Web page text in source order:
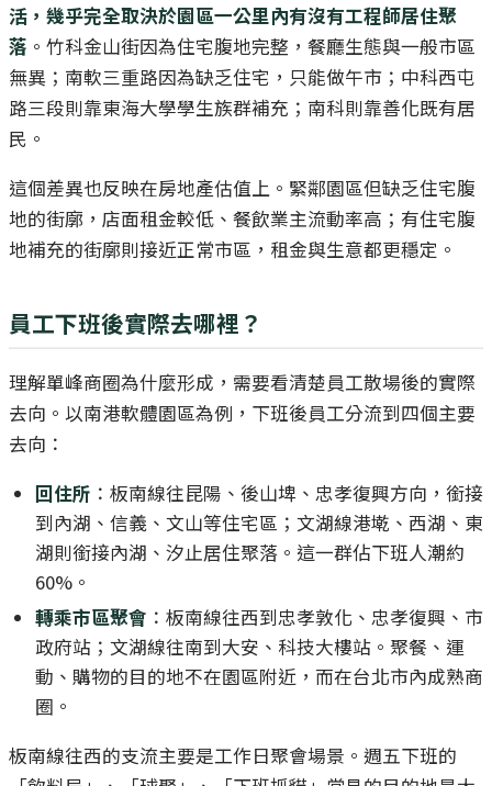
活，幾乎完全取決於園區一公里內有沒有工程師居住聚
落 。竹科金山街因為住宅腹地完整，餐廳生態與一般市區
無異；南軟三重路因為缺乏住宅，只能做午市；中科西屯
路三段則靠東海大學學生族群補充；南科則靠善化既有居
民。
這個差異也反映在房地產估值上。緊鄰園區但缺乏住宅腹
地的街廓，店面租金較低、餐飲業主流動率高；有住宅腹
地補充的街廓則接近正常市區，租金與生意都更穩定。
員工下班後實際去哪裡？
理解單峰商圈為什麼形成，需要看清楚員工散場後的實際
去向。以南港軟體園區為例，下班後員工分流到四個主要
去向：
回住所 ：板南線往昆陽、後山埤、忠孝復興方向，銜接
到內湖、信義、文山等住宅區；文湖線港墘、西湖、東
湖則銜接內湖、汐止居住聚落。這一群佔下班人潮約
60%。
轉乘市區聚會 ：板南線往西到忠孝敦化、忠孝復興、市
政府站；文湖線往南到大安、科技大樓站。聚餐、運
動、購物的目的地不在園區附近，而在台北市內成熟商
圈。
板南線往西的支流主要是工作日聚會場景。週五下班的